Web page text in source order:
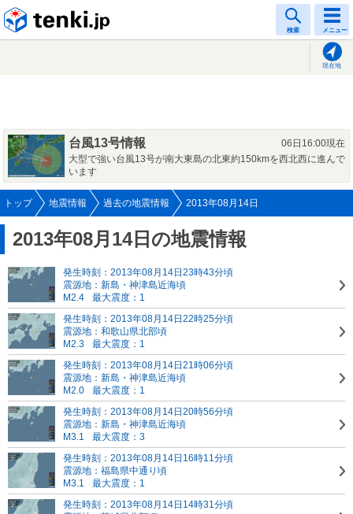
検索 メニュー
現在地
台風13号情報
06日16:00現在
大型で強い台風13号が南大東島の北東約150kmを西北西に進んで
います
トップ 地震情報 過去の地震情報 2013年08月14日
2013年08月14日の地震情報
発生時刻：2013年08月14日23時43分頃
震源地：新島・神津島近海頃
M2.4
最大震度：1
発生時刻：2013年08月14日22時25分頃
震源地：和歌山県北部頃
M2.3
最大震度：1
発生時刻：2013年08月14日21時06分頃
震源地：新島・神津島近海頃
M2.0
最大震度：1
発生時刻：2013年08月14日20時56分頃
震源地：新島・神津島近海頃
M3.1
最大震度：3
発生時刻：2013年08月14日16時11分頃
震源地：福島県中通り頃
M3.1
最大震度：1
発生時刻：2013年08月14日14時31分頃